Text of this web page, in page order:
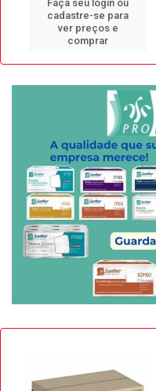
Faça seu login ou
cadastre-se para
ver preços e
comprar